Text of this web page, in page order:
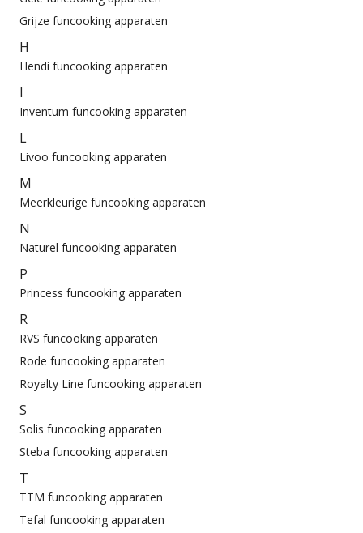
Grijze funcooking apparaten
H
Hendi funcooking apparaten
I
Inventum funcooking apparaten
L
Livoo funcooking apparaten
M
Meerkleurige funcooking apparaten
N
Naturel funcooking apparaten
P
Princess funcooking apparaten
R
RVS funcooking apparaten
Rode funcooking apparaten
Royalty Line funcooking apparaten
S
Solis funcooking apparaten
Steba funcooking apparaten
T
TTM funcooking apparaten
Tefal funcooking apparaten